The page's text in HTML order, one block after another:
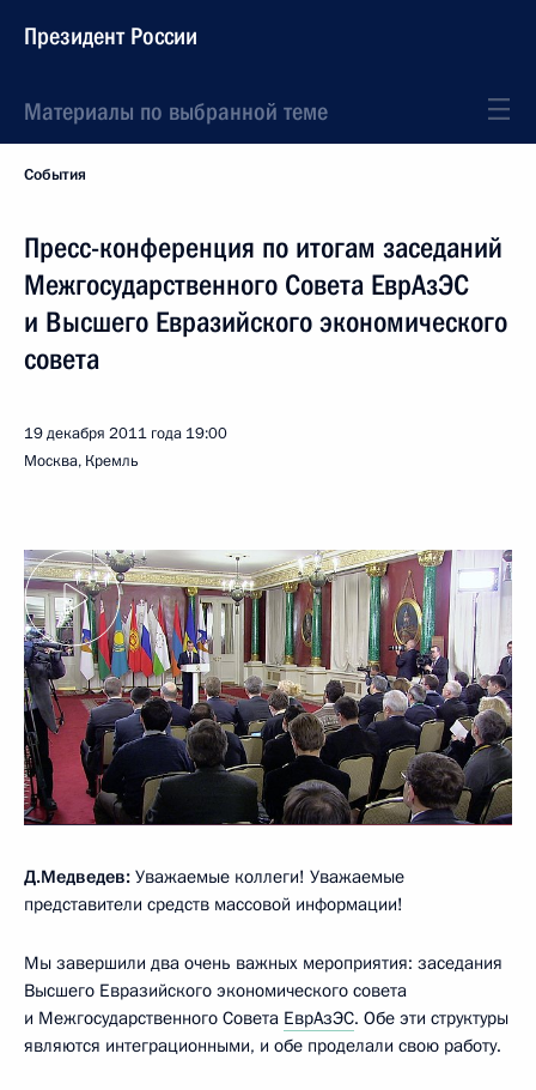
Президент России
Материалы по выбранной теме
События
Пресс-конференция по итогам заседаний
Межгосударственного Совета ЕврАзЭС
и Высшего Евразийского экономического
совета
19 декабря 2011 года 19:00
Москва, Кремль
Д.Медведев: Уважаемые коллеги! Уважаемые
представители средств массовой информации!
Мы завершили два очень важных мероприятия: заседания
Высшего Евразийского экономического совета
и Межгосударственного Совета ЕврАзЭС. Обе эти структуры
являются интеграционными, и обе проделали свою работу.